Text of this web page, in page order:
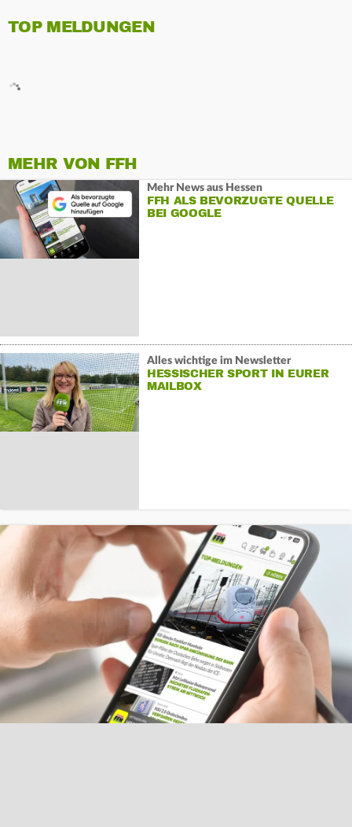
TOP MELDUNGEN
MEHR VON FFH
Mehr News aus Hessen
FFH ALS BEVORZUGTE QUELLE
BEI GOOGLE
Alles wichtige im Newsletter
HESSISCHER SPORT IN EURER
MAILBOX